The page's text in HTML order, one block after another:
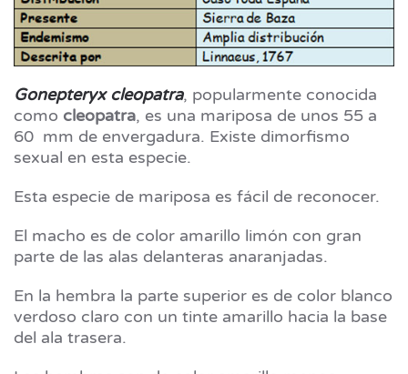
Gonepteryx cleopatra, popularmente conocida
como cleopatra, es una mariposa de unos 55 a
60 mm de envergadura. Existe dimorfismo
sexual en esta especie.
Esta especie de mariposa es fácil de reconocer.
El macho es de color amarillo limón con gran
parte de las alas delanteras anaranjadas.
En la hembra la parte superior es de color blanco
verdoso claro con un tinte amarillo hacia la base
del ala trasera.